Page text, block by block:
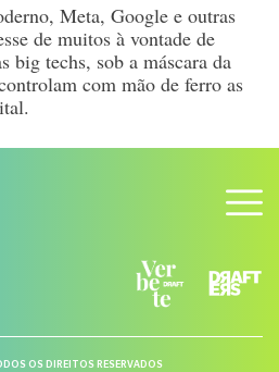
Meta, Google e outras
de muitos à vontade de
big techs, sob a máscara da
com mão de ferro as
OS DIREITOS RESERVADOS